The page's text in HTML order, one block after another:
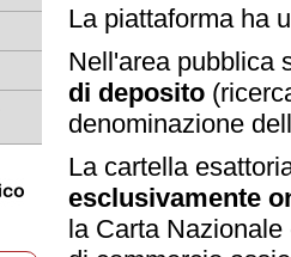
leggilo su PC, tablet o
La piattaforma ha
Nell'area pubblica
di deposito
denominazione
La cartella
esclusivamente
la Carta